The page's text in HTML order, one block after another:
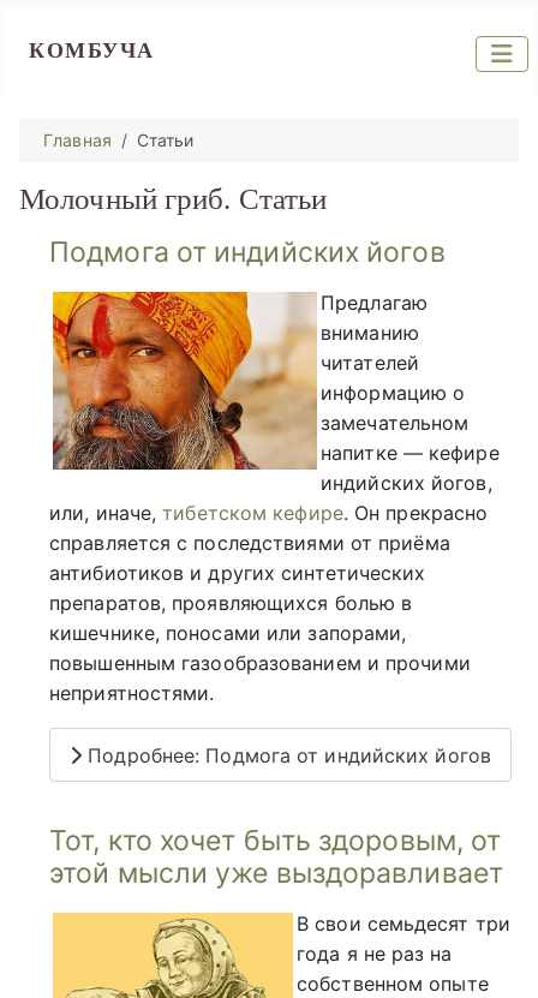
КОМБУЧА
Главная Статьи
Молочный гриб. Статьи
Подмога от индийских йогов
Предлагаю
вниманию
читателей
информацию о
замечательном
напитке — кефире
индийских йогов,
или, иначе,тибетском кефире. Он прекрасно
справляется с последствиями от приёма
антибиотиков и других синтетических
препаратов, проявляющихся болью в
кишечнике, поносами или запорами,
повышенным газообразованием и прочими
неприятностями.
Подробнее: Подмога от индийских йогов
Тот, кто хочет быть здоровым, от
этой мысли уже выздоравливает
В свои семьдесят три
года я не раз на
собственном опыте